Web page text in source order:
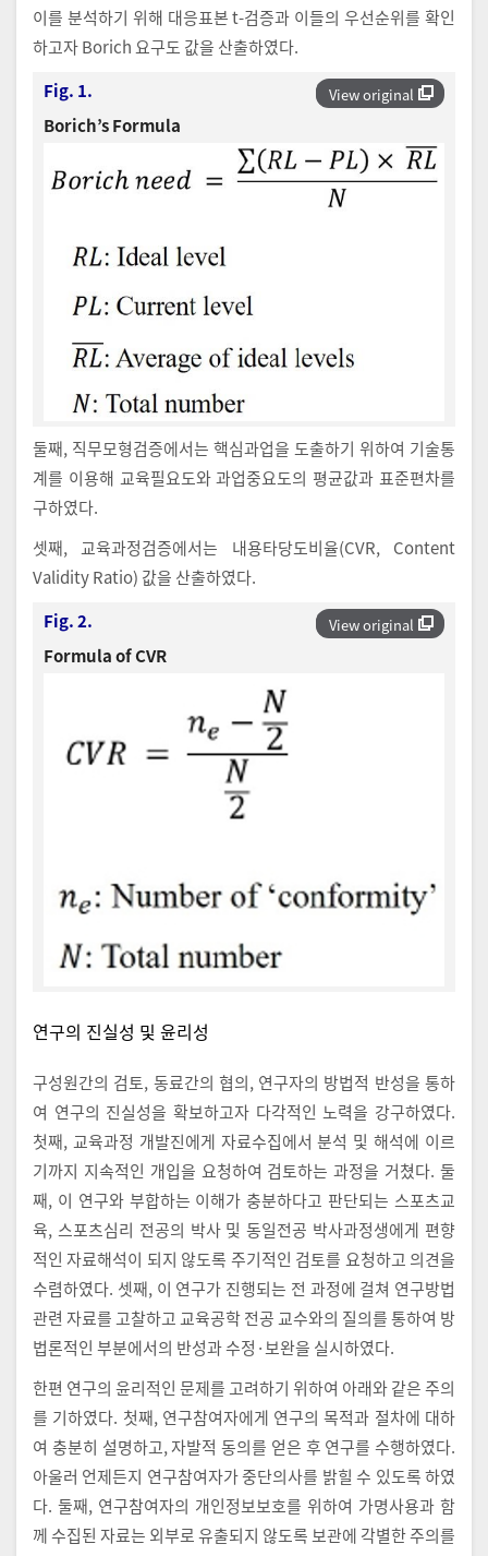
이를 분석하기 위해 대응표본 t-검증과 이들의 우선순위를 확인
하고자 Borich 요구도 값을 산출하였다.
View original
Fig. 1.
Borich’s Formula
둘째, 직무모형검증에서는 핵심과업을 도출하기 위하여 기술통
계를 이용해 교육필요도와 과업중요도의 평균값과 표준편차를
구하였다.
셋째, 교육과정검증에서는 내용타당도비율(CVR, Content
Validity Ratio) 값을 산출하였다.
View original
Fig. 2.
Formula of CVR
연구의 진실성 및 윤리성
구성원간의 검토, 동료간의 협의, 연구자의 방법적 반성을 통하
여 연구의 진실성을 확보하고자 다각적인 노력을 강구하였다.
첫째, 교육과정 개발진에게 자료수집에서 분석 및 해석에 이르
기까지 지속적인 개입을 요청하여 검토하는 과정을 거쳤다. 둘
째, 이 연구와 부합하는 이해가 충분하다고 판단되는 스포츠교
육, 스포츠심리 전공의 박사 및 동일전공 박사과정생에게 편향
적인 자료해석이 되지 않도록 주기적인 검토를 요청하고 의견을
수렴하였다. 셋째, 이 연구가 진행되는 전 과정에 걸쳐 연구방법
관련 자료를 고찰하고 교육공학 전공 교수와의 질의를 통하여 방
법론적인 부분에서의 반성과 수정·보완을 실시하였다.
한편 연구의 윤리적인 문제를 고려하기 위하여 아래와 같은 주의
를 기하였다. 첫째, 연구참여자에게 연구의 목적과 절차에 대하
여 충분히 설명하고, 자발적 동의를 얻은 후 연구를 수행하였다.
아울러 언제든지 연구참여자가 중단의사를 밝힐 수 있도록 하였
다. 둘째, 연구참여자의 개인정보보호를 위하여 가명사용과 함
께 수집된 자료는 외부로 유출되지 않도록 보관에 각별한 주의를